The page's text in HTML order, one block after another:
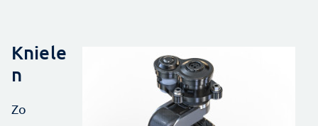
Kniele
n
Zo